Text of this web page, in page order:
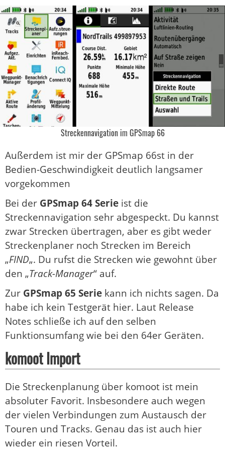
Streckennavigation im GPSmap 66
Außerdem ist mir der GPSmap 66st in der
Bedien-Geschwindigkeit deutlich langsamer
vorgekommen
Bei der GPSmap 64 Serie ist die
Streckennavigation sehr abgespeckt. Du kannst
zwar Strecken übertragen, aber es gibt weder
Streckenplaner noch Strecken im Bereich
„FIND„. Du rufst die Strecken wie gewohnt über
den „Track-Manager“ auf.
Zur GPSmap 65 Serie kann ich nichts sagen. Da
habe ich kein Testgerät hier. Laut Release
Notes schließe ich auf den selben
Funktionsumfang wie bei den 64er Geräten.
komoot Import
Die Streckenplanung über komoot ist mein
absoluter Favorit. Insbesondere auch wegen
der vielen Verbindungen zum Austausch der
Touren und Tracks. Genau das ist auch hier
wieder ein riesen Vorteil.